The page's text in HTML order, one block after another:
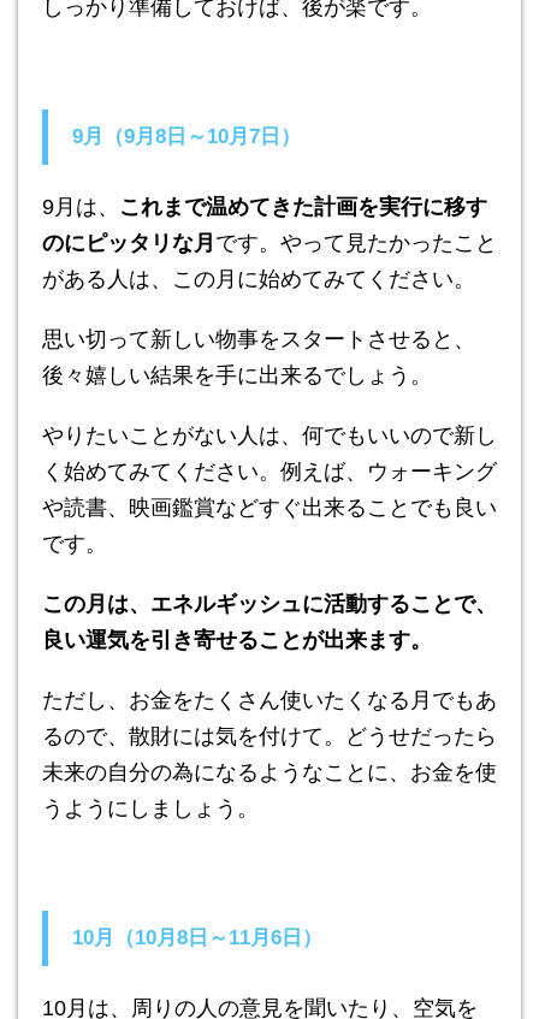
しっかり準備しておけば、後が楽です。
9月（9月8日～10月7日）
9月は、 これまで温めてきた計画を実行に移す
のにピッタリな月 です。やって見たかったこと
がある人は、この月に始めてみてください。
思い切って新しい物事をスタートさせると、
後々嬉しい結果を手に出来るでしょう。
やりたいことがない人は、何でもいいので新し
く始めてみてください。例えば、ウォーキング
や読書、映画鑑賞などすぐ出来ることでも良い
です。
この月は、エネルギッシュに活動することで、
良い運気を引き寄せることが出来ます。
ただし、お金をたくさん使いたくなる月でもあ
るので、散財には気を付けて。どうせだったら
未来の自分の為になるようなことに、お金を使
うようにしましょう。
10月（10月8日～11月6日）
10月は、周りの人の意見を聞いたり、空気を